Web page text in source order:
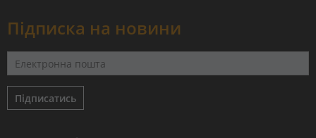
Підписка на новини
Підписатись